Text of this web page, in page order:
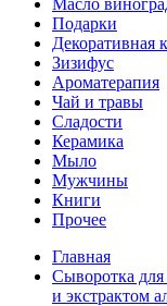
Подарки
Декоративная
Зизифус
Ароматерапия
Чай и травы
Сладости
Керамика
Мыло
Мужчины
Книги
Прочее
Главная
Сыворотка для
и экстрактом